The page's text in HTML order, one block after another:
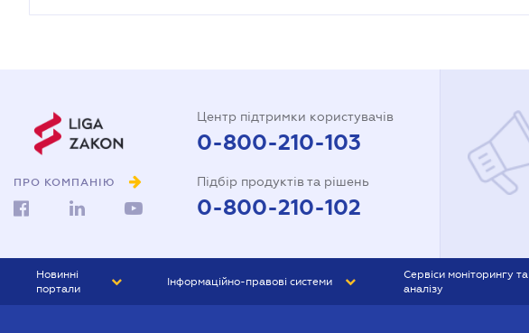
ПРО КОМПАНІЮ
Центр підтримки користувачів
0-800-210-103
Підбір продуктів та рішень
0-800-210-102
Новинні
портали
Інформаційно-правові системи
Сервіси моніторингу та
аналізу